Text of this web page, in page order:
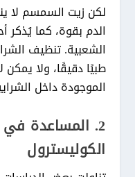
لكن زيت السمسم لا
الدم بقوة، كما
الشعبية. تنظيف
طبيًا دقيقًا، ولا يمكن
الموجودة داخل
2. المساعدة
الكوليسترول